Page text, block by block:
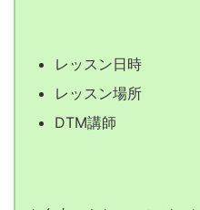
レッスン日時
レッスン場所
DTM講師